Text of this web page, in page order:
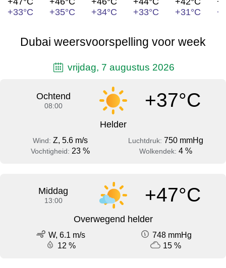
+33°C
+35°C
+34°C
+33°C
+31°C
Dubai weersvoorspelling voor week
vrijdag, 7 augustus 2026
Ochtend
08:00 +37°C
Helder
Wind: Z, 5.6 m/s Luchtdruk: 750 mmHg
Vochtigheid: 23 % Wolkendek: 4 %
Middag
13:00 +47°C
Overwegend helder
W, 6.1 m/s
748 mmHg
12 %
15 %